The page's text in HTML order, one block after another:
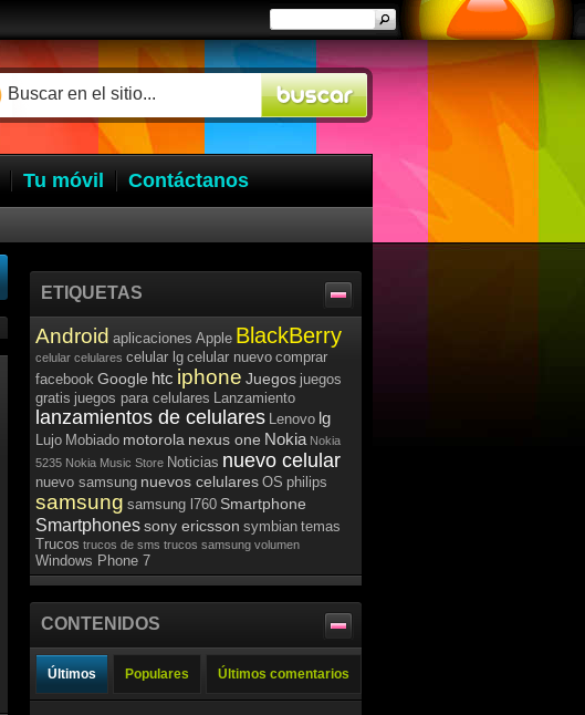
Tu móvil Contáctanos
ETIQUETAS
Android aplicaciones Apple BlackBerry
celular celulares celular lg celular nuevo comprar
facebook Google htc iphone Juegos juegos
gratis juegos para celulares Lanzamiento
lanzamientos de celulares Lenovo lg
Lujo Mobiado motorola nexus one Nokia Nokia
5235 Nokia Music Store Noticias nuevo celular
nuevo samsung nuevos celulares OS philips
samsung samsung l760 Smartphone
Smartphonessony ericsson symbian temas
Trucos trucos de sms trucos samsung volumen
Windows Phone 7
CONTENIDOS
Últimos Populares Últimos comentarios